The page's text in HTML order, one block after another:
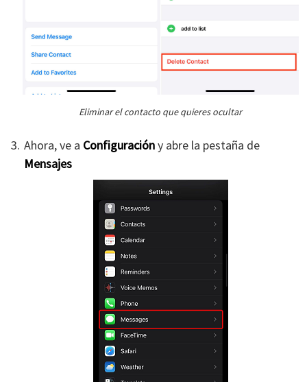
Eliminar el contacto que quieres ocultar
Ahora, ve a Configuracióny abre la pestaña de
Mensajes